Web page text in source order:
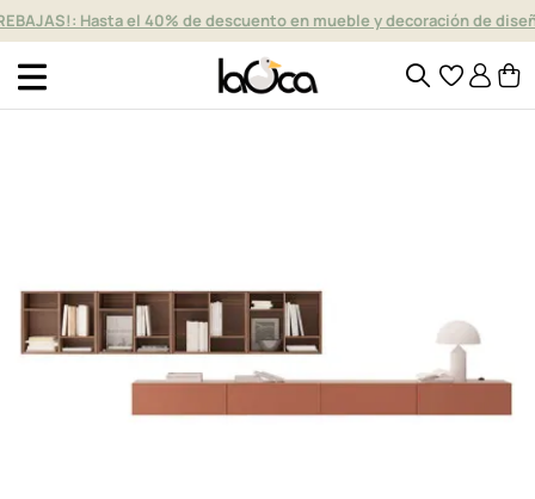
Hasta el 40% de descuento en mueble y decoración de